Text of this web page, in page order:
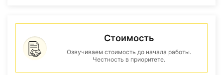
Стоимость
Озвучиваем стоимость до начала работы.
Честность в приоритете.